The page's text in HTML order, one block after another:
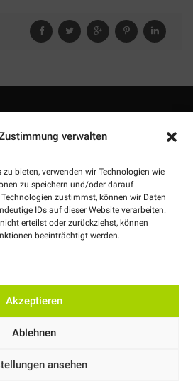
verwalten
bieten, verwenden wir Technologien wie
zu speichern und/oder darauf
zustimmst, können wir Daten
IDs auf dieser Website verarbeiten.
erteilst oder zurückziehst, können
beeinträchtigt werden.
Akzeptieren
Ablehnen
ansehen